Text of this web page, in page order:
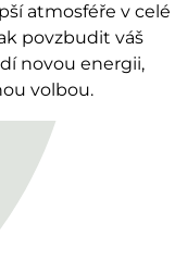
atmosféře v celé
povzbudit váš
novou energii,
volbou.